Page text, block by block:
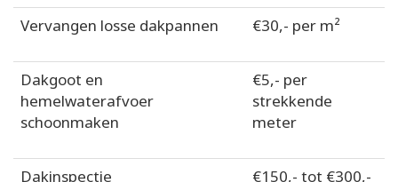
Vervangen losse dakpannen €30,- per m²
Dakgoot en
hemelwaterafvoer
schoonmaken
€5,- per
strekkende
meter
Dakinspectie €150,- tot €300,-